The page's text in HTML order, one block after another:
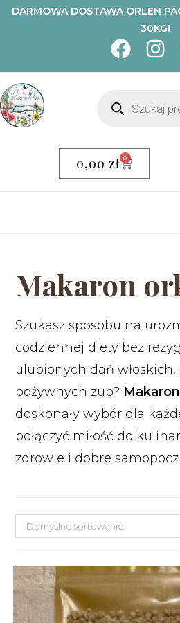
DARMOWA DOSTAWA ORLEN
30KG!
0,00 zł 0
Makaron
Szukasz sposobu na
codziennej diety bez
ulubionych dań
pożywnych zup?
doskonały wybór dla
połączyć miłość do
zdrowie i dobre
Domyślne sortowanie